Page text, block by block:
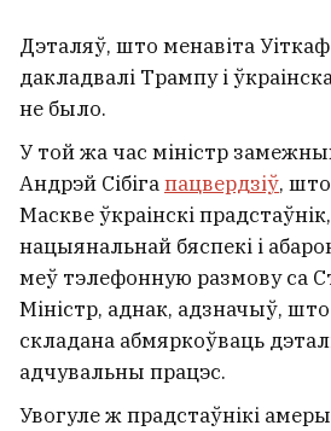
Дэталяў, што менавіта
дакладвалі Трампу і
не было.
У той жа час міністр
Андрэй Сібігапацвердзіў,
Маскве ўкраінскі
нацыянальнай бяспекі і
меў тэлефонную размову са
Міністр, аднак, адзначыў,
складана абмяркоўваць
адчувальны працэс.
Увогуле ж прадстаўнікі
Загінула 18‑гадовая
Садоўская, дачка
актывісткі Алесі